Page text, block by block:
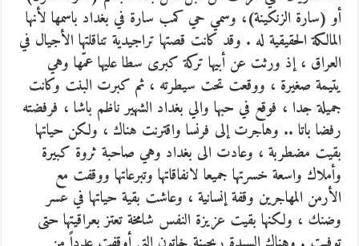
أو (سارة الزنكينة)، وسمي حي كمب سارة في بغداد باسمها لأنها
المالكة الحقيقية له . وقد كانت قصتها تراجيدية تناقلتها الأجيال في
العراق ، إذ ورثت عن أبيها تركة كبرى سطا عليها عمّها وهي
يتيمة صغيرة ، ووقعت تحت سيطرته ، ثم كبرت البنت وكانت
جميلة جدا ، فوقع في حبها والي بغداد الشهير ناظم باشا ، فرفضته
رفضا باتا .. وهاجرت إلى فرنسا واقترنت هناك ، ولكن حياتها
بقيت مضطربة ، وعادت الى بغداد وهي صاحبة ثروة كبيرة
وأملاك واسعة خسرتها جميعا لانفاقاتها وتبرعاتها ووقفت مع
الأرمن المهاجرين وقفة إنسانية ، وعاشت بقية حياتها في عسر
وضنك ، ولكنها بقيت عزيزة النفس شامخة تعتز بعراقيتها حتى